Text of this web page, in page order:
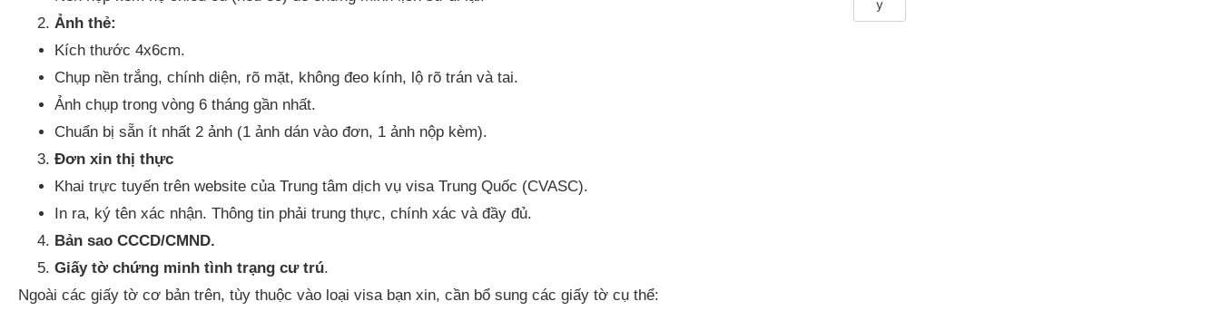
Ảnh thẻ:
Kích thước 4x6cm.
Chụp nền trắng, chính diện, rõ mặt, không đeo kính, lộ rõ trán và tai.
Ảnh chụp trong vòng 6 tháng gần nhất.
Chuẩn bị sẵn ít nhất 2 ảnh (1 ảnh dán vào đơn, 1 ảnh nộp kèm).
Đơn xin thị thực
Khai trực tuyến trên website của Trung tâm dịch vụ visa Trung Quốc (CVASC).
In ra, ký tên xác nhận. Thông tin phải trung thực, chính xác và đầy đủ.
Bản sao CCCD/CMND.
Giấy tờ chứng minh tình trạng cư trú.
Ngoài các giấy tờ cơ bản trên, tùy thuộc vào loại visa bạn xin, cần bổ sung các giấy tờ cụ thể:
y